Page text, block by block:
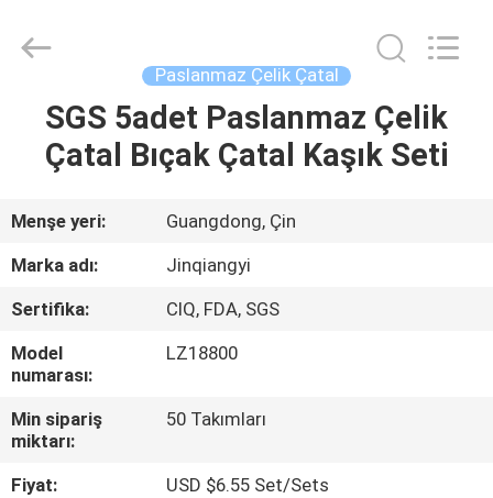
S
HAKKIMIZDA
FABRIKA
TURU
KALITE
Copyright
ceramicdinnerwareset.com.
Reserved.
Paslanmaz Çelik Çatal
SGS 5adet Paslanmaz Çelik
Çatal Bıçak Çatal Kaşık Seti
Menşe yeri:
Guangdong, Çin
Marka adı:
Jinqiangyi
Sertifika:
CIQ, FDA, SGS
Model
numarası:
LZ18800
Min sipariş
miktarı:
50 Takımları
Fiyat:
USD $6.55 Set/Sets